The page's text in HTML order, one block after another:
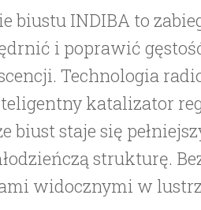
biustu INDIBA to
i poprawić
Technologia
katalizator
biust staje się
strukturę.
widocznymi w